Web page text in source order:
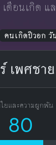
ดือนเกิด
คนเกิดปีวอก วั
เพศชาย
ยและความผูกพัน
80